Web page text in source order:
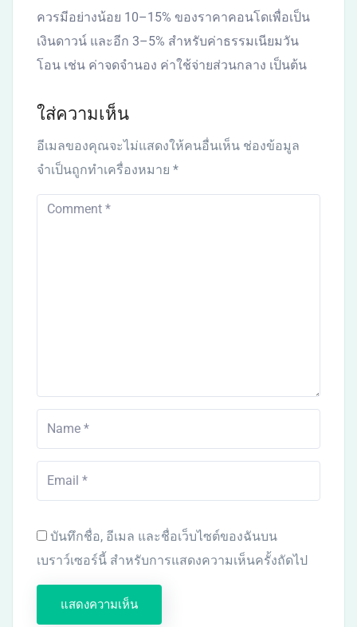
ควรมีอย่างน้อย 10–15% ของราคาคอนโดเพื่อเป็น
เงินดาวน์ และอีก 3–5% สำหรับค่าธรรมเนียมวัน
โอน เช่น ค่าจดจำนอง ค่าใช้จ่ายส่วนกลาง เป็นต้น
ใส่ความเห็น
อีเมลของคุณจะไม่แสดงให้คนอื่นเห็น ช่องข้อมูล
จำเป็นถูกทำเครื่องหมาย *
บันทึกชื่อ, อีเมล และชื่อเว็บไซต์ของฉันบน
เบราว์เซอร์นี้ สำหรับการแสดงความเห็นครั้งถัดไป